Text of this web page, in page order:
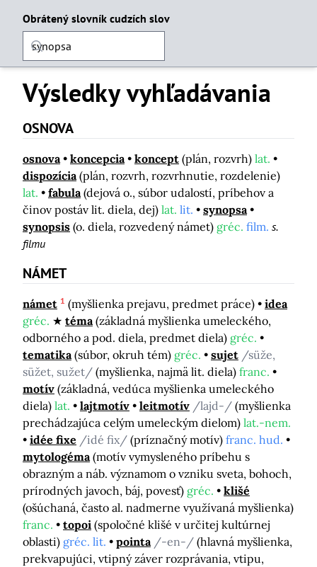
Obrátený slovník cudzích slov
Výsledky vyhľadávania
OSNOVA
osnova koncepcia koncept (plán, rozvrh) lat.
dispozícia (plán, rozvrh, rozvrhnutie, rozdelenie)
lat.
fabula (dejová o., súbor udalostí, príbehov a
činov postáv lit. diela, dej) lat. lit.
synopsa
synopsis (o. diela, rozvedený námet) gréc. film. s.
filmu
NÁMET
námet 1 (myšlienka prejavu, predmet práce)
idea
gréc.
téma (základná myšlienka umeleckého,
odborného a pod. diela, predmet diela) gréc.
tematika (súbor, okruh tém) gréc. sujet /süže,
süžet, sužet/ (myšlienka, najmä lit. diela) franc.
motív (základná, vedúca myšlienka umeleckého
diela) lat. lajtmotív leitmotív /lajd-/ (myšlienka
prechádzajúca celým umeleckým dielom) lat.-nem.
idée fixe /idé fix/ (príznačný motív) franc. hud.
mytologéma (motív vymysleného príbehu s
obrazným a náb. významom o vzniku sveta, bohoch,
prírodných javoch, báj, povesť) gréc.
klišé
(ošúchaná, často al. nadmerne využívaná myšlienka)
franc.
topoi (spoločné klišé v určitej kultúrnej
oblasti) gréc. lit. pointa /-en-/ (hlavná myšlienka,
prekvapujúci, vtipný záver rozprávania, vtipu,